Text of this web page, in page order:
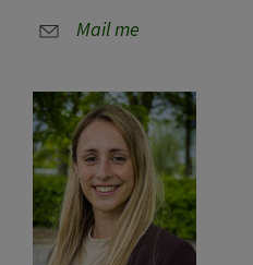
Mail me